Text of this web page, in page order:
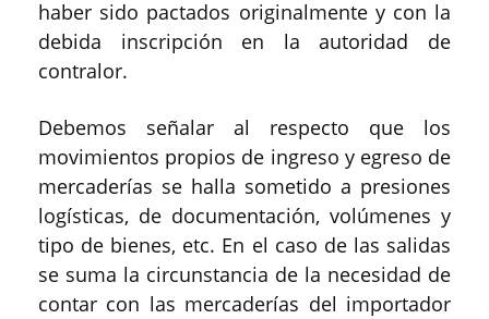
haber sido pactados originalmente y con la
debida inscripción en la autoridad de
contralor.
Debemos señalar al respecto que los
movimientos propios de ingreso y egreso de
mercaderías se halla sometido a presiones
logísticas, de documentación, volúmenes y
tipo de bienes, etc. En el caso de las salidas
se suma la circunstancia de la necesidad de
contar con las mercaderías del importador